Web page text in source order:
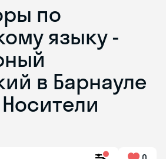
по
языку -
в Барнауле